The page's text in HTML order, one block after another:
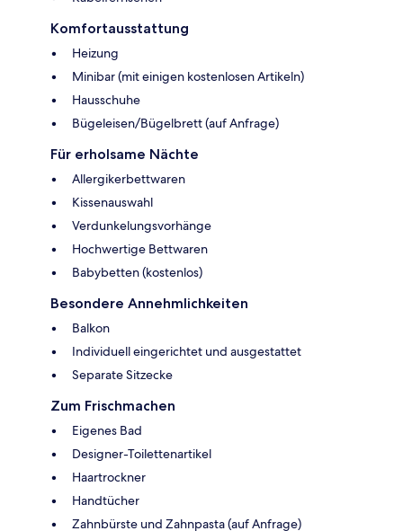
Komfortausstattung
Heizung
Minibar (mit einigen kostenlosen Artikeln)
Hausschuhe
Bügeleisen/Bügelbrett (auf Anfrage)
Für erholsame Nächte
Allergikerbettwaren
Kissenauswahl
Verdunkelungsvorhänge
Hochwertige Bettwaren
Babybetten (kostenlos)
Besondere Annehmlichkeiten
Balkon
Individuell eingerichtet und ausgestattet
Separate Sitzecke
Zum Frischmachen
Eigenes Bad
Designer-Toilettenartikel
Haartrockner
Handtücher
Zahnbürste und Zahnpasta (auf Anfrage)